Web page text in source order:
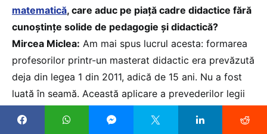
matematică, care aduc pe piață cadre didactice fără
cunoștințe solide de pedagogie și didactică?
Mircea Miclea: Am mai spus lucrul acesta: formarea
profesorilor printr-un masterat didactic era prevăzută
deja din legea 1 din 2011, adică de 15 ani. Nu a fost
luată în seamă. Această aplicare a prevederilor legii
următorul: se creează masteratul didactic care era